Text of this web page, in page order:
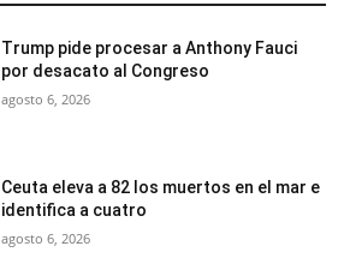
Trump pide procesar a Anthony Fauci
por desacato al Congreso
agosto 6, 2026
Ceuta eleva a 82 los muertos en el mar e
identifica a cuatro
agosto 6, 2026